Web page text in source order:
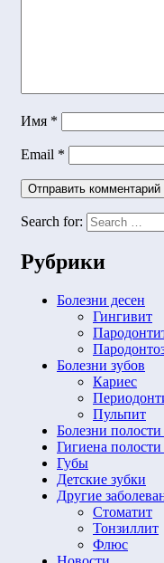
Имя *
Email *
Search for:
Рубрики
Болезни десен
Гингивит
Болезни зубов
Кариес
Пульпит
Болезни полости
Гигиена полости
Губы
Детские зубки
Другие
Стоматит
Тонзиллит
Флюс